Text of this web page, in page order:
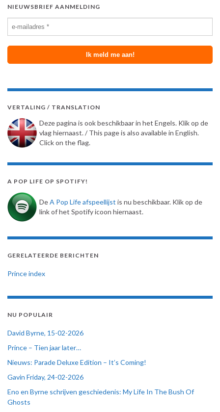
NIEUWSBRIEF AANMELDING
VERTALING / TRANSLATION
Deze pagina is ook beschikbaar in het Engels. Klik op de
vlag hiernaast. / This page is also available in English.
Click on the flag.
A POP LIFE OP SPOTIFY!
DeA Pop Life afspeellijst is nu beschikbaar. Klik op de
link of het Spotify icoon hiernaast.
GERELATEERDE BERICHTEN
Prince index
NU POPULAIR
David Byrne, 15-02-2026
Prince – Tien jaar later…
Nieuws: Parade Deluxe Edition – It’s Coming!
Gavin Friday, 24-02-2026
Eno en Byrne schrijven geschiedenis: My Life In The Bush Of
Ghosts